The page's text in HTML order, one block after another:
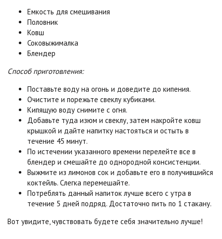
Емкость для смешивания
Половник
Ковш
Соковыжималка
Блендер
Способ приготовления:
Поставьте воду на огонь и доведите до кипения.
Очистите и порежьте свеклу кубиками.
Кипящую воду снимите с огня.
Добавьте туда изюм и свеклу, затем накройте ковш
крышкой и дайте напитку настояться и остыть в
течение 45 минут.
По истечении указанного времени перелейте все в
блендер и смешайте до однородной консистенции.
Выжмите из лимонов сок и добавьте его в получившийся
коктейль. Слегка перемешайте.
Потреблять данный напиток лучше всего с утра в
течение 5 дней подряд. Достаточно пить по 1 стакану.
Вот увидите, чувствовать будете себя значительно лучше!